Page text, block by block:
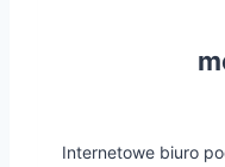
Internetowe biuro